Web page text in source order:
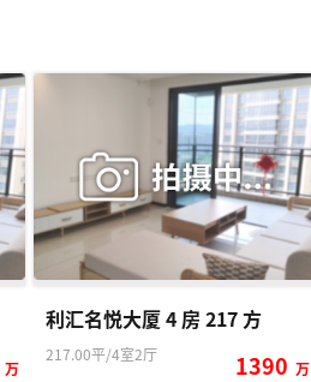
万
利汇名悦大厦 4 房 217 方
217.00平/4室2厅 1390 万